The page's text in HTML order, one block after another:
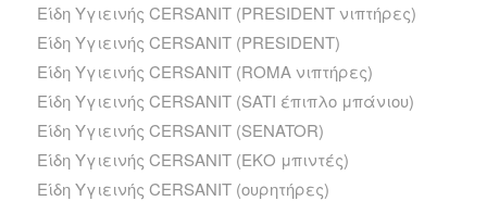
Είδη Υγιεινής CERSANIT (PRESIDENT νιπτήρες)
Είδη Υγιεινής CERSANIT (PRESIDENT)
Είδη Υγιεινής CERSANIT (ROMA νιπτήρες)
Είδη Υγιεινής CERSANIT (SATI έπιπλο μπάνιου)
Είδη Υγιεινής CERSANIT (SENATOR)
Είδη Υγιεινής CERSANIT (ΕΚΟ μπιντές)
Είδη Υγιεινής CERSANIT (ουρητήρες)